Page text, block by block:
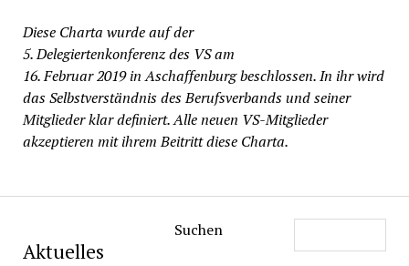
Diese Charta wurde auf der
5. Delegiertenkonferenz des VS am
16. Februar 2019 in Aschaffenburg beschlossen. In ihr wird
das Selbstverständnis des Berufsverbands und seiner
Mitglieder klar definiert. Alle neuen VS-Mitglieder
akzeptieren mit ihrem Beitritt diese Charta.
Suchen
Aktuelles